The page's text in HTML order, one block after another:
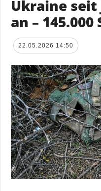
Ukraine seit
an –
22.05.2026 14:50